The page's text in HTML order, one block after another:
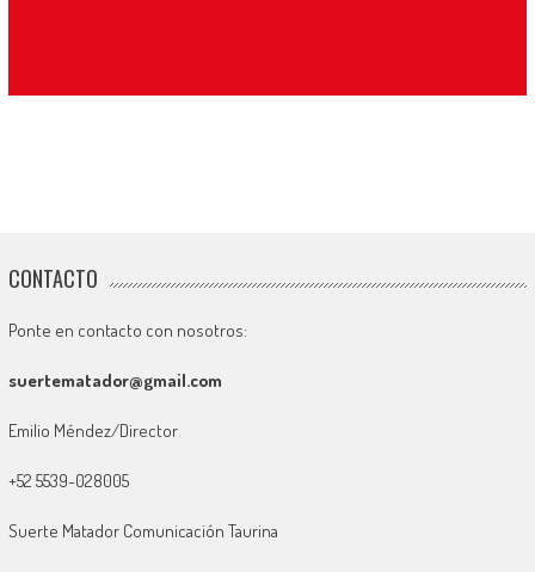
CONTACTO
Ponte en contacto con nosotros:
suertematador@gmail.com
Emilio Méndez/Director
+52 5539-028005
Suerte Matador Comunicación Taurina